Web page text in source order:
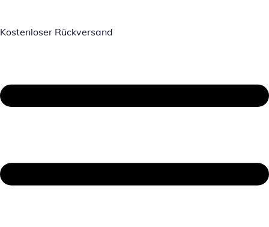
Kostenloser Rückversand